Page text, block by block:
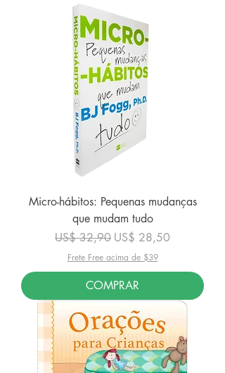
Micro-hábitos: Pequenas mudanças
que mudam tudo
Preço normal
US$ 32,90 Preço promocional
US$ 28,50
Frete Free acima de $39
COMPRAR